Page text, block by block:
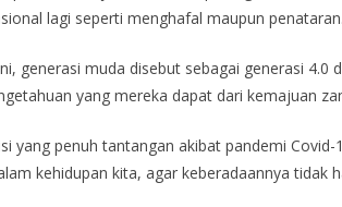
lagi seperti menghafal maupun penataran.
generasi muda disebut sebagai generasi
yang mereka dapat dari kemajuan
yang penuh tantangan akibat pandemi
kehidupan kita, agar keberadaannya tidak